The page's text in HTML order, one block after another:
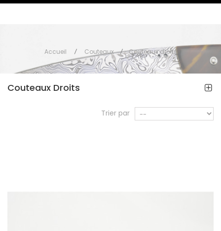
Accueil Couteaux Couteaux droits
Couteaux Droits
Trier par